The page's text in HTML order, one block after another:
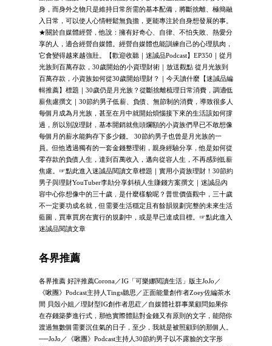
身，而身外之物只是維持日常所需的基本配備，將斷捨離、極簡融
入日常，可以使人心情輕鬆無負擔，更能專注於自身想發展的事。
★關於自媒體經營，他說：擁有好奇心、自律、不怕失敗、熱愛分
享的人，適合經營自媒體。經營自媒體也能訓練自己的心理肌肉，
它會變得越來越強壯。【歡迎收聽｜迷誠品Podcast】EP350｜從月
光族到百萬存款，30歲開始的小資理財術｜放送觀點 從月光族到
百萬存款，小資族如何從30歲開始理財？｜今天讀什麼【迷誠品編
輯推薦】標題｜30歲仍是月光族？從斷捨離梳理日常消費，調適低
薪焦慮撰文｜30節約男子低薪、負債、無節制的消費，導致很多人
每個月成為月光族，甚至在月中就開始煩惱接下來的生活該如何撐
過，所以別說理財，基本開銷就焦頭爛額的小資族們早已不敢想像
每個月的薪水能夠存下多少錢。 30節約男子也曾是月光族的一
員。但他透過獨有的一套金錢整理術，親身經驗分享，他是如何從
零存款的負債人生，達到百萬收入，邁向從容人生，不再感到低薪
焦慮。☞點此進入迷誠品閱讀文章標題｜實用小資族理財！30節約
男子與理財YouTuber李勛分享斜槓人生賺錢方案撰文｜迷誠品內
容中心你想像中的三十歲，是什麼樣貌呢？普世價值觀中，三十歲
不一定要功成名就，但需要生活穩定且有餘韻規劃完整的未來生活
藍圖，買車買房在實行的規劃中，或是早已達成目標。☞點此進入
迷誠品閱讀文章
各界推薦
各界推薦 好評推薦Corona／IG「可樂娜閱讀生活」版主JoJo／
《啾團》Podcast主持人Tings聽思／正面能量創作者Zoey佐編茶水
間 貝殼小姐／理財型IG創作者思葒／自媒體社群事業顧問如果你
在存錢築夢進行式，那他實際體貼對金錢又有原則的文字，能陪你
渡過無數個需要沉住氣的日子，至少，我就是被照顧到的那個人。
──JoJo／《啾團》Podcast主持人30節約男子以不露臉的文字形